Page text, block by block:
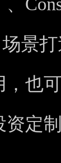
场景
，也
定制